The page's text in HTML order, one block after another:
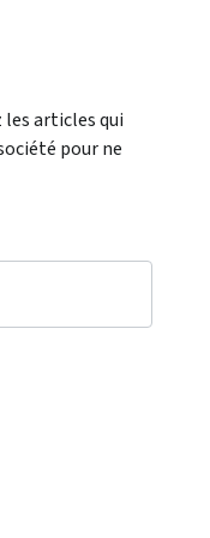
articles qui
pour ne